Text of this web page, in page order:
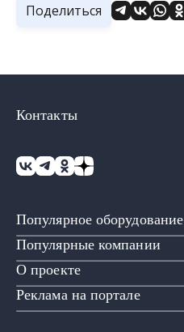
Поделиться
Популярное оборудование
Популярные компании
О проекте
Реклама на портале
Контакты